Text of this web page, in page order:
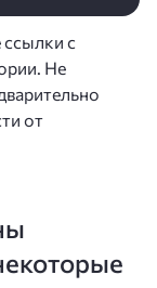
c
Не
от